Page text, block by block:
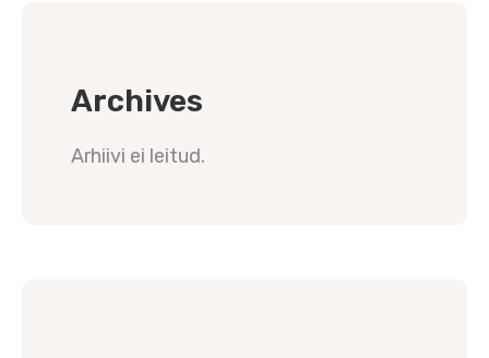
Archives
Arhiivi ei leitud.